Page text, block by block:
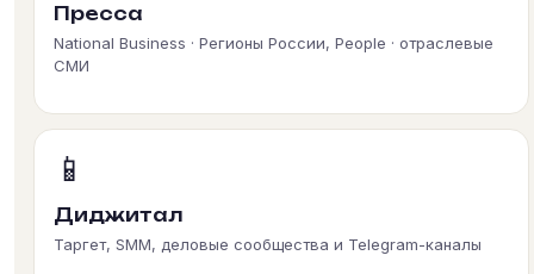
Пресса
National Business · Регионы России, People · отраслевые
СМИ
📱
Диджитал
Таргет, SMM, деловые сообщества и Telegram-каналы